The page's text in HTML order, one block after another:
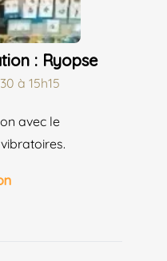
: Ryopse
à 15h15
avec le